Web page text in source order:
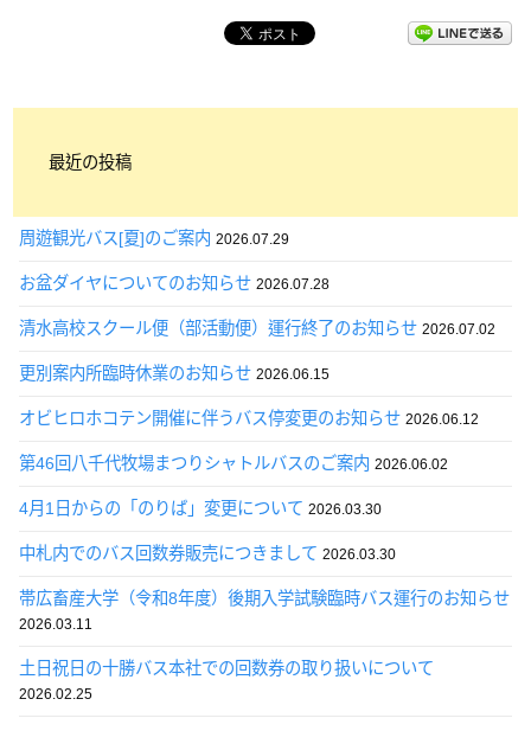
最近の投稿
周遊観光バス[夏]のご案内 2026.07.29
お盆ダイヤについてのお知らせ 2026.07.28
清水高校スクール便（部活動便）運行終了のお知らせ 2026.07.02
更別案内所臨時休業のお知らせ 2026.06.15
オビヒロホコテン開催に伴うバス停変更のお知らせ 2026.06.12
第46回八千代牧場まつりシャトルバスのご案内 2026.06.02
4月1日からの「のりば」変更について 2026.03.30
中札内でのバス回数券販売につきまして 2026.03.30
帯広畜産大学（令和8年度）後期入学試験臨時バス運行のお知らせ
2026.03.11
土日祝日の十勝バス本社での回数券の取り扱いについて
2026.02.25